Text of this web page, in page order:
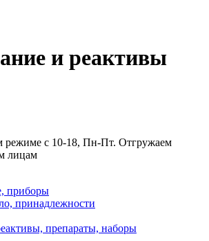
и реактивы
режиме с 10-18, Пн-Пт. Отгружаем
лицам
приборы
принадлежности
препараты, наборы